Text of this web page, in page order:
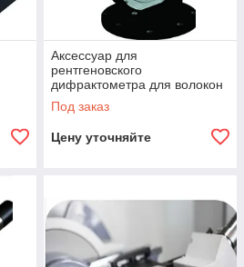
Аксессуар для
рентгеновского
дифрактометра для волокон
Под заказ
Цену уточняйте